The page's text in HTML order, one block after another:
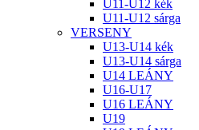
U11-U12 kék
U11-U12 sárga
VERSENY
U13-U14 kék
U13-U14 sárga
U14 LEÁNY
U16-U17
U16 LEÁNY
U19